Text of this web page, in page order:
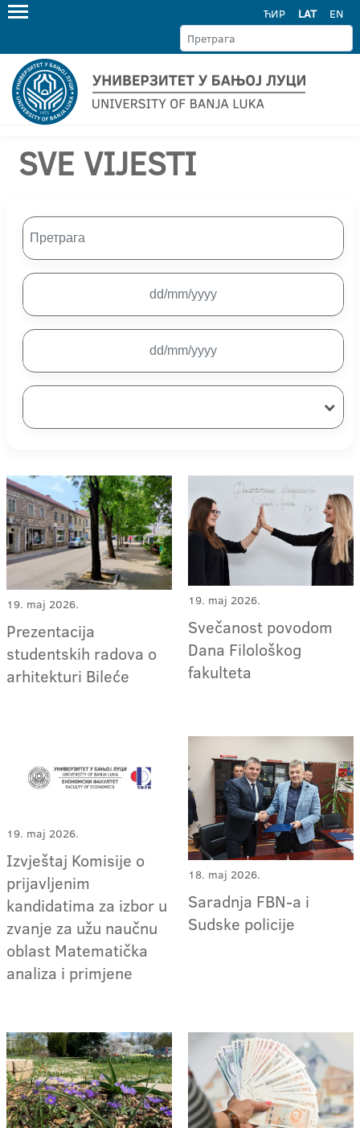
ЋИР LAT EN
SVE VIJESTI
19. maj 2026.
Prezentacija
studentskih radova o
arhitekturi Bileće
19. maj 2026.
Svečanost povodom
Dana Filološkog
fakulteta
19. maj 2026.
Izvještaj Komisije o
prijavljenim
kandidatima za izbor u
zvanje za užu naučnu
oblast Matematička
analiza i primjene
18. maj 2026.
Saradnja FBN-a i
Sudske policije